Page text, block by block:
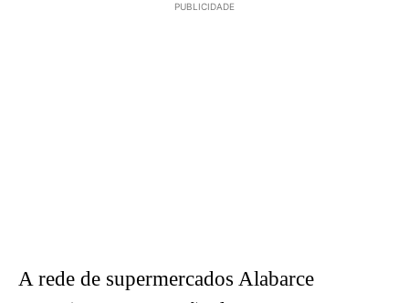
PUBLICIDADE
A rede de supermercados Alabarce